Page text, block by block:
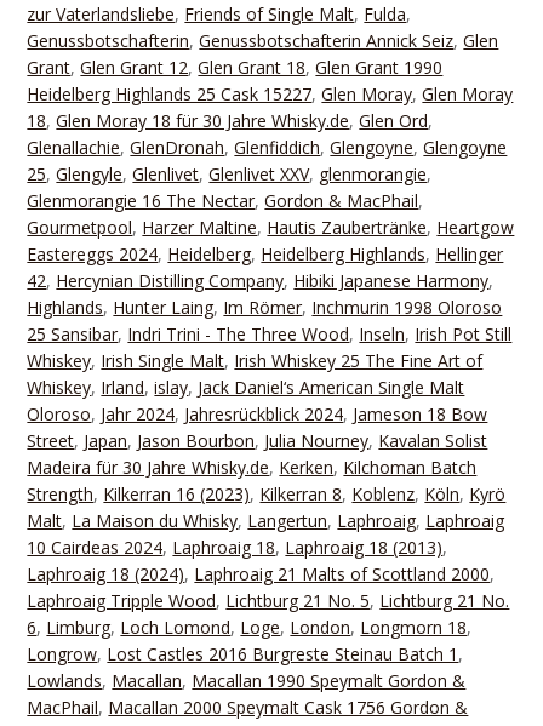
zur Vaterlandsliebe, Friends of Single Malt, Fulda,
Genussbotschafterin,Genussbotschafterin Annick Seiz,Glen
Grant,Glen Grant 12,Glen Grant 18,Glen Grant 1990
Heidelberg Highlands 25 Cask 15227,Glen Moray,Glen Moray
18,Glen Moray 18 für 30 Jahre Whisky.de,Glen Ord,
Glenallachie,GlenDronah,Glenfiddich,Glengoyne,Glengoyne
25,Glengyle,Glenlivet,Glenlivet XXV, glenmorangie,
Glenmorangie 16 The Nectar,Gordon & MacPhail,
Gourmetpool, Harzer Maltine, Hautis Zaubertränke, Heartgow
Eastereggs 2024, Heidelberg, Heidelberg Highlands, Hellinger
42, Hercynian Distilling Company, Hibiki Japanese Harmony,
Highlands, Hunter Laing, Im Römer, Inchmurin 1998 Oloroso
25 Sansibar, Indri Trini - The Three Wood, Inseln, Irish Pot Still
Whiskey, Irish Single Malt, Irish Whiskey 25 The Fine Art of
Whiskey, Irland,islay, Jack Daniel‘s American Single Malt
Oloroso, Jahr 2024, Jahresrückblick 2024, Jameson 18 Bow
Street, Japan, Jason Bourbon, Julia Nourney, Kavalan Solist
Madeira für 30 Jahre Whisky.de, Kerken, Kilchoman Batch
Strength, Kilkerran 16 (2023), Kilkerran 8, Koblenz, Köln, Kyrö
Malt, La Maison du Whisky, Langertun, Laphroaig, Laphroaig
10 Cairdeas 2024, Laphroaig 18, Laphroaig 18 (2013),
Laphroaig 18 (2024), Laphroaig 21 Malts of Scottland 2000,
Laphroaig Tripple Wood, Lichtburg 21 No. 5, Lichtburg 21 No.
6, Limburg, Loch Lomond, Loge, London, Longmorn 18,
Longrow, Lost Castles 2016 Burgreste Steinau Batch 1 ,
Lowlands, Macallan, Macallan 1990 Speymalt Gordon &
MacPhail, Macallan 2000 Speymalt Cask 1756 Gordon &